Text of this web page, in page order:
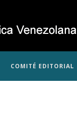
COMITÉ EDITORIAL